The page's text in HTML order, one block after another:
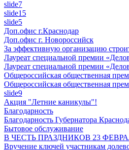
slide7
slide15
slide5
Доп.офис г.Краснодар
Доп.офис г. Новороссийск
За эффективную организацию
Лауреат специальной премии
Лауреат специальной премии
Общероссийская общественная
Общероссийская общественная
slide9
Акция "Летние каникулы"!
Благодарность
Благодарность Губернатора
Бытовое обслуживание
В ЧЕСТЬ ПРАЗДНИКОВ 23
Вручение ключей участникам